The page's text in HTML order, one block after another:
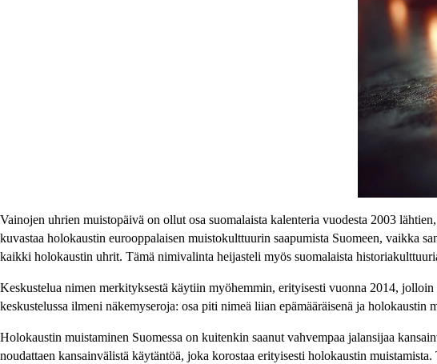
Vainojen uhrien muistopäivä on ollut osa suomalaista kalenteria vuodesta 2003
kuvastaa holokaustin eurooppalaisen muistokulttuurin saapumista Suomeen, vaikka
kaikki holokaustin uhrit. Tämä nimivalinta heijasteli myös suomalaista
Keskustelua nimen merkityksestä käytiin myöhemmin, erityisesti vuonna 2014,
keskustelussa ilmeni näkemyseroja: osa piti nimeä liian epämääräisenä ja holokaustin
Holokaustin muistaminen Suomessa on kuitenkin saanut vahvempaa jalansijaa
noudattaen kansainvälistä käytäntöä, joka korostaa erityisesti holokaustin